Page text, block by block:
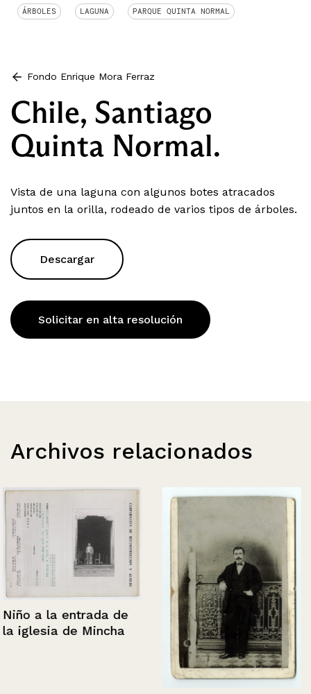
ÁRBOLES LAGUNA PARQUE QUINTA NORMAL
Fondo Enrique Mora Ferraz
Chile, Santiago
Quinta Normal.
Vista de una laguna con algunos botes atracados
juntos en la orilla, rodeado de varios tipos de árboles.
Descargar
Solicitar en alta resolución
Archivos relacionados
Niño a la entrada de
la iglesia de Mincha